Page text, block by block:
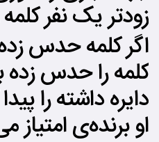
زودتر یک نفر
اگر کلمه حدس
کلمه را حدس زده
دایره داشته را
او برنده‌ی امتیاز